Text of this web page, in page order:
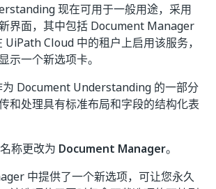
现在可用于一般用途，采用
界面，其中包括 Document Manager
Cloud 中的租户上启用该服务，
示一个新选项卡。
为 Document Understanding 的一部分
和处理具有标准布局和字段的结构化表
名称更改为 Document Manager。
中提供了一个新选项，可让您永久